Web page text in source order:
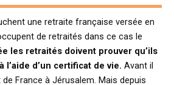
une retraite française versée en
de retraités dans ce cas le
les retraités doivent prouver qu’ils
l’aide d’un certificat de vie. Avant il
France à Jérusalem. Mais depuis